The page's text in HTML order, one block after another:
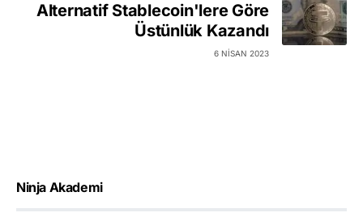
Alternatif Stablecoin'lere Göre
Üstünlük Kazandı
6 NISAN 2023
Ninja Akademi